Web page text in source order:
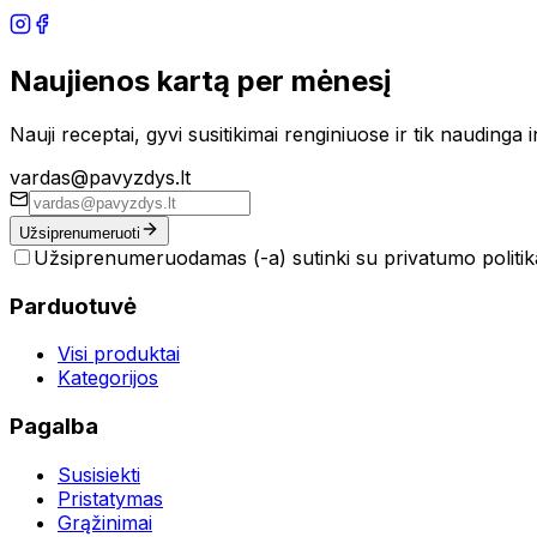
Naujienos kartą per mėnesį
Nauji receptai, gyvi susitikimai renginiuose ir tik naudinga
vardas@pavyzdys.lt
Užsiprenumeruoti
Užsiprenumeruodamas (-a) sutinki su privatumo
Parduotuvė
Visi produktai
Kategorijos
Pagalba
Susisiekti
Pristatymas
Grąžinimai